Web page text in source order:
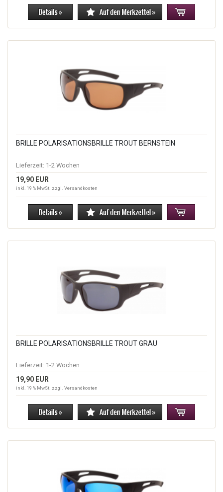
BRILLE POLARISATIONSBRILLE TROUT BERNSTEIN
Lieferzeit: 1-2 Wochen
19,90 EUR
inkl. 19 % MwSt. zzgl. Versandkosten
BRILLE POLARISATIONSBRILLE TROUT GRAU
Lieferzeit: 1-2 Wochen
19,90 EUR
inkl. 19 % MwSt. zzgl. Versandkosten